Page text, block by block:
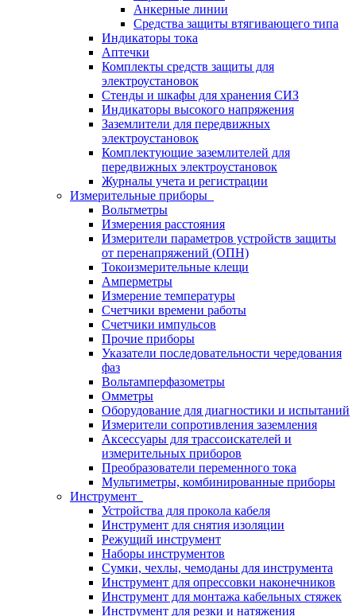
Анкерные линии
Средства защиты втягивающего типа
Индикаторы тока
Аптечки
Комплекты средств защиты для
электроустановок
Стенды и шкафы для хранения СИЗ
Индикаторы высокого напряжения
Заземлители для передвижных
электроустановок
Комплектующие заземлителей для
передвижных электроустановок
Журналы учета и регистрации
Измерительные приборы
Вольтметры
Измерения расстояния
Измерители параметров устройств защиты
от перенапряжений (ОПН)
Токоизмерительные клещи
Амперметры
Измерение температуры
Счетчики времени работы
Счетчики импульсов
Прочие приборы
Указатели последовательности чередования
фаз
Вольтамперфазометры
Омметры
Оборудование для диагностики и испытаний
Измерители сопротивления заземления
Аксессуары для трассоискателей и
измерительных приборов
Преобразователи переменного тока
Мультиметры, комбинированные приборы
Инструмент
Устройства для прокола кабеля
Инструмент для снятия изоляции
Режущий инструмент
Наборы инструментов
Сумки, чехлы, чемоданы для инструмента
Инструмент для опрессовки наконечников
Инструмент для монтажа кабельных стяжек
Инструмент для резки и натяжения